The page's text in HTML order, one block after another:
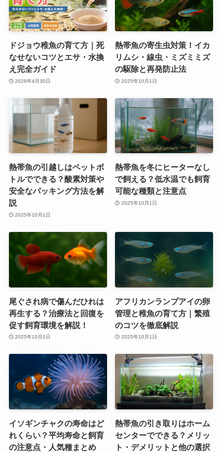
ドジョウ稚魚の育て方｜死
なせないコツとエサ・水換
え完全ガイド
2026年4月30日
熱帯魚の寄生虫対策！イカ
リムシ・線虫・ミズミミズ
の駆除と再発防止法
2025年10月1日
熱帯魚の引越しはペットボ
トルでできる？酸素対策や
安全なパッキング方法を解
説
2025年10月1日
熱帯魚を冬にヒーターなし
で飼える？低水温でも飼育
可能な種類と注意点
2025年10月1日
尾ぐされ病で傷んだひれは
再生する？治療法と回復を
促す飼育環境を解説！
2025年10月1日
アフリカンランプアイの卵
管理と稚魚の育て方｜繁殖
のコツを徹底解説
2025年10月1日
イソギンチャクの寿命はど
れくらい？平均寿命と飼育
の注意点・人気種まとめ
熱帯魚の引き取りはホーム
センターでできる？メリッ
ト・デメリットと他の選択